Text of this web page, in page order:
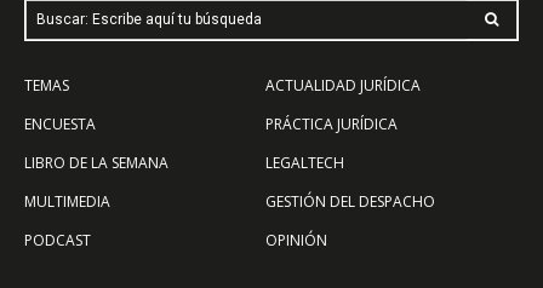
Buscar: Escribe aquí tu búsqueda
TEMAS
ENCUESTA
LIBRO DE LA SEMANA
MULTIMEDIA
PODCAST
ACTUALIDAD JURÍDICA
PRÁCTICA JURÍDICA
LEGALTECH
GESTIÓN DEL DESPACHO
OPINIÓN